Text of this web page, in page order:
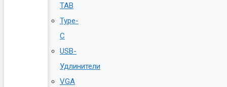
TAB
Type-
C
USB-
Удлинители
VGA